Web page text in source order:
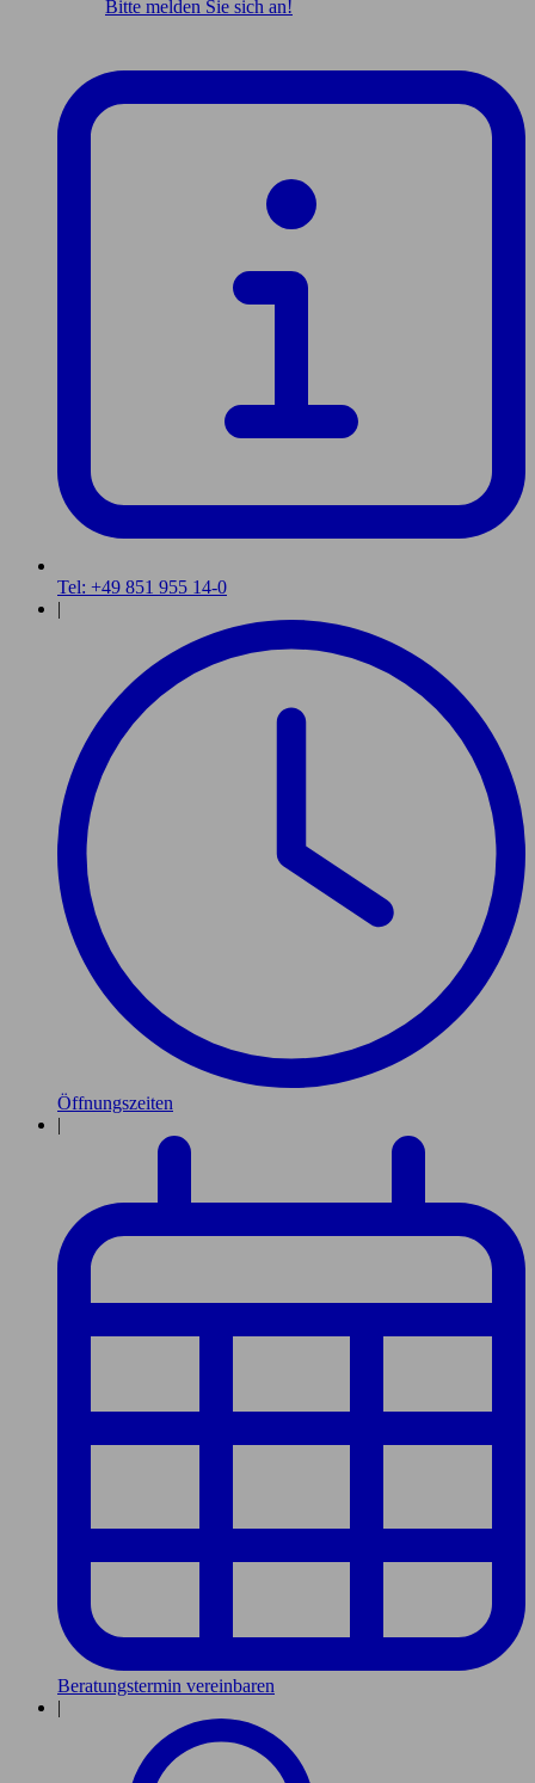
Bitte melden Sie sich an!
Tel: +49 851 955 14-0
|
Öffnungszeiten
|
Beratungstermin vereinbaren
|